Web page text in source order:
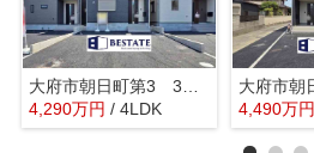
4,290万円 / 4LDK
4,490万円